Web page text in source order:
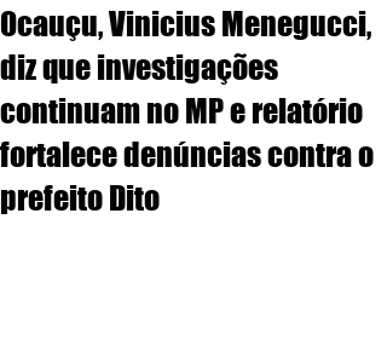
Ocauçu, Vinicius Menegucci,
diz que investigações
continuam no MP e relatório
fortalece denúncias contra o
prefeito Dito